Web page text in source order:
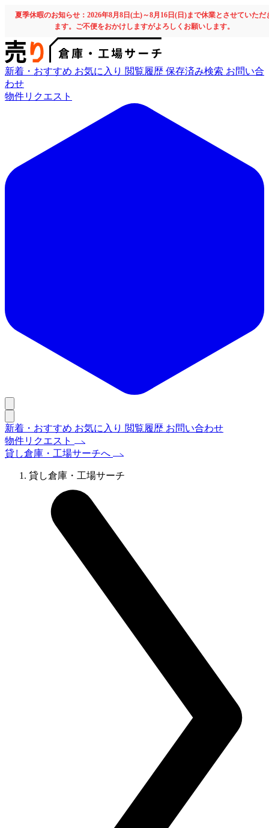
夏季休暇のお知らせ：2026年8月8日(土)～8月16日(日)まで休業とさせていただ
ます。ご不便をおかけしますがよろしくお願いします。
新着・おすすめ お気に入り 閲覧履歴 保存済み検索 お問い合
わせ
物件リクエスト
新着・おすすめ お気に入り 閲覧履歴 お問い合わせ
物件リクエスト
貸し倉庫・工場サーチへ
貸し倉庫・工場サーチ